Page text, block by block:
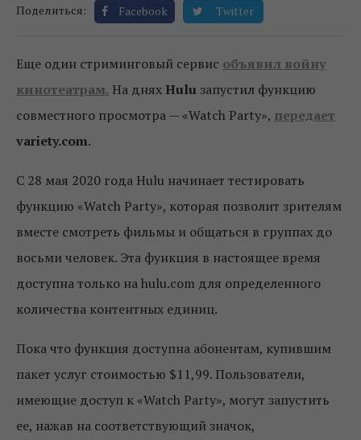
Поделиться: Facebook Twitter
Еще один стриминговый сервис объявил войну
кинотеатрам. На днях Hulu запустил функцию
совместного просмотра — «Watch Party», передает
variety.com.
С 28 мая 2020 года Hulu начинает тестировать
функцию «Watch Party», которая позволит зрителям
вместе смотреть фильмы и общаться в группах до
восьми человек. Эта функция в настоящее время
доступна только на hulu.com для определенного
количества контентных единиц.
Пока что функция доступна абонентам, купившим
пакет услуг стоимостью $11,99. Пользователи,
имеющие доступ к «Watch Party», могут запустить
ее, нажав на соответствующий значок,